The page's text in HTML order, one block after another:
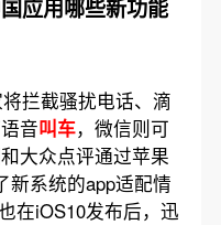
应用哪些新功能
拦截骚扰电话、滴
音叫车，微信则可
大众点评通过苹果
系统的app适配情
在iOS10发布后，迅